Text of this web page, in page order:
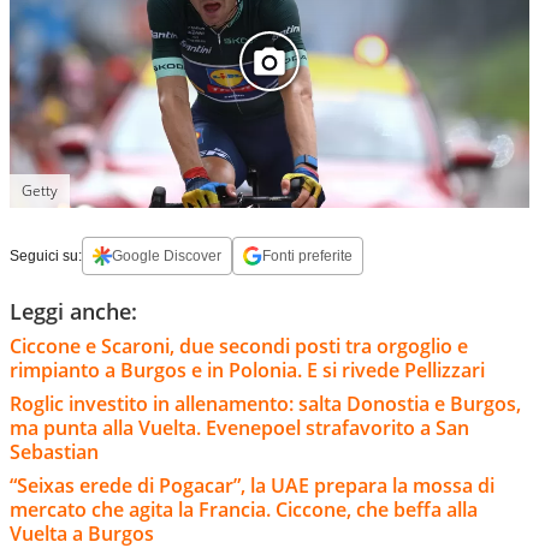
Getty
Seguici su: Google Discover Fonti preferite
Leggi anche:
Ciccone e Scaroni, due secondi posti tra orgoglio e
rimpianto a Burgos e in Polonia. E si rivede Pellizzari
Roglic investito in allenamento: salta Donostia e Burgos,
ma punta alla Vuelta. Evenepoel strafavorito a San
Sebastian
“Seixas erede di Pogacar”, la UAE prepara la mossa di
mercato che agita la Francia. Ciccone, che beffa alla
Vuelta a Burgos